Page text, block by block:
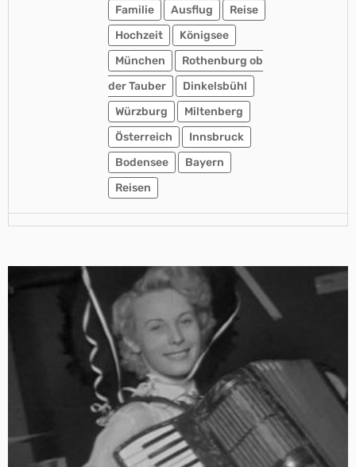
Familie Ausflug
Reise
Hochzeit
Königsee
München
Rothenburg ob
der Tauber
Dinkelsbühl
Würzburg
Miltenberg
Österreich
Innsbruck
Bodensee
Bayern
Reisen